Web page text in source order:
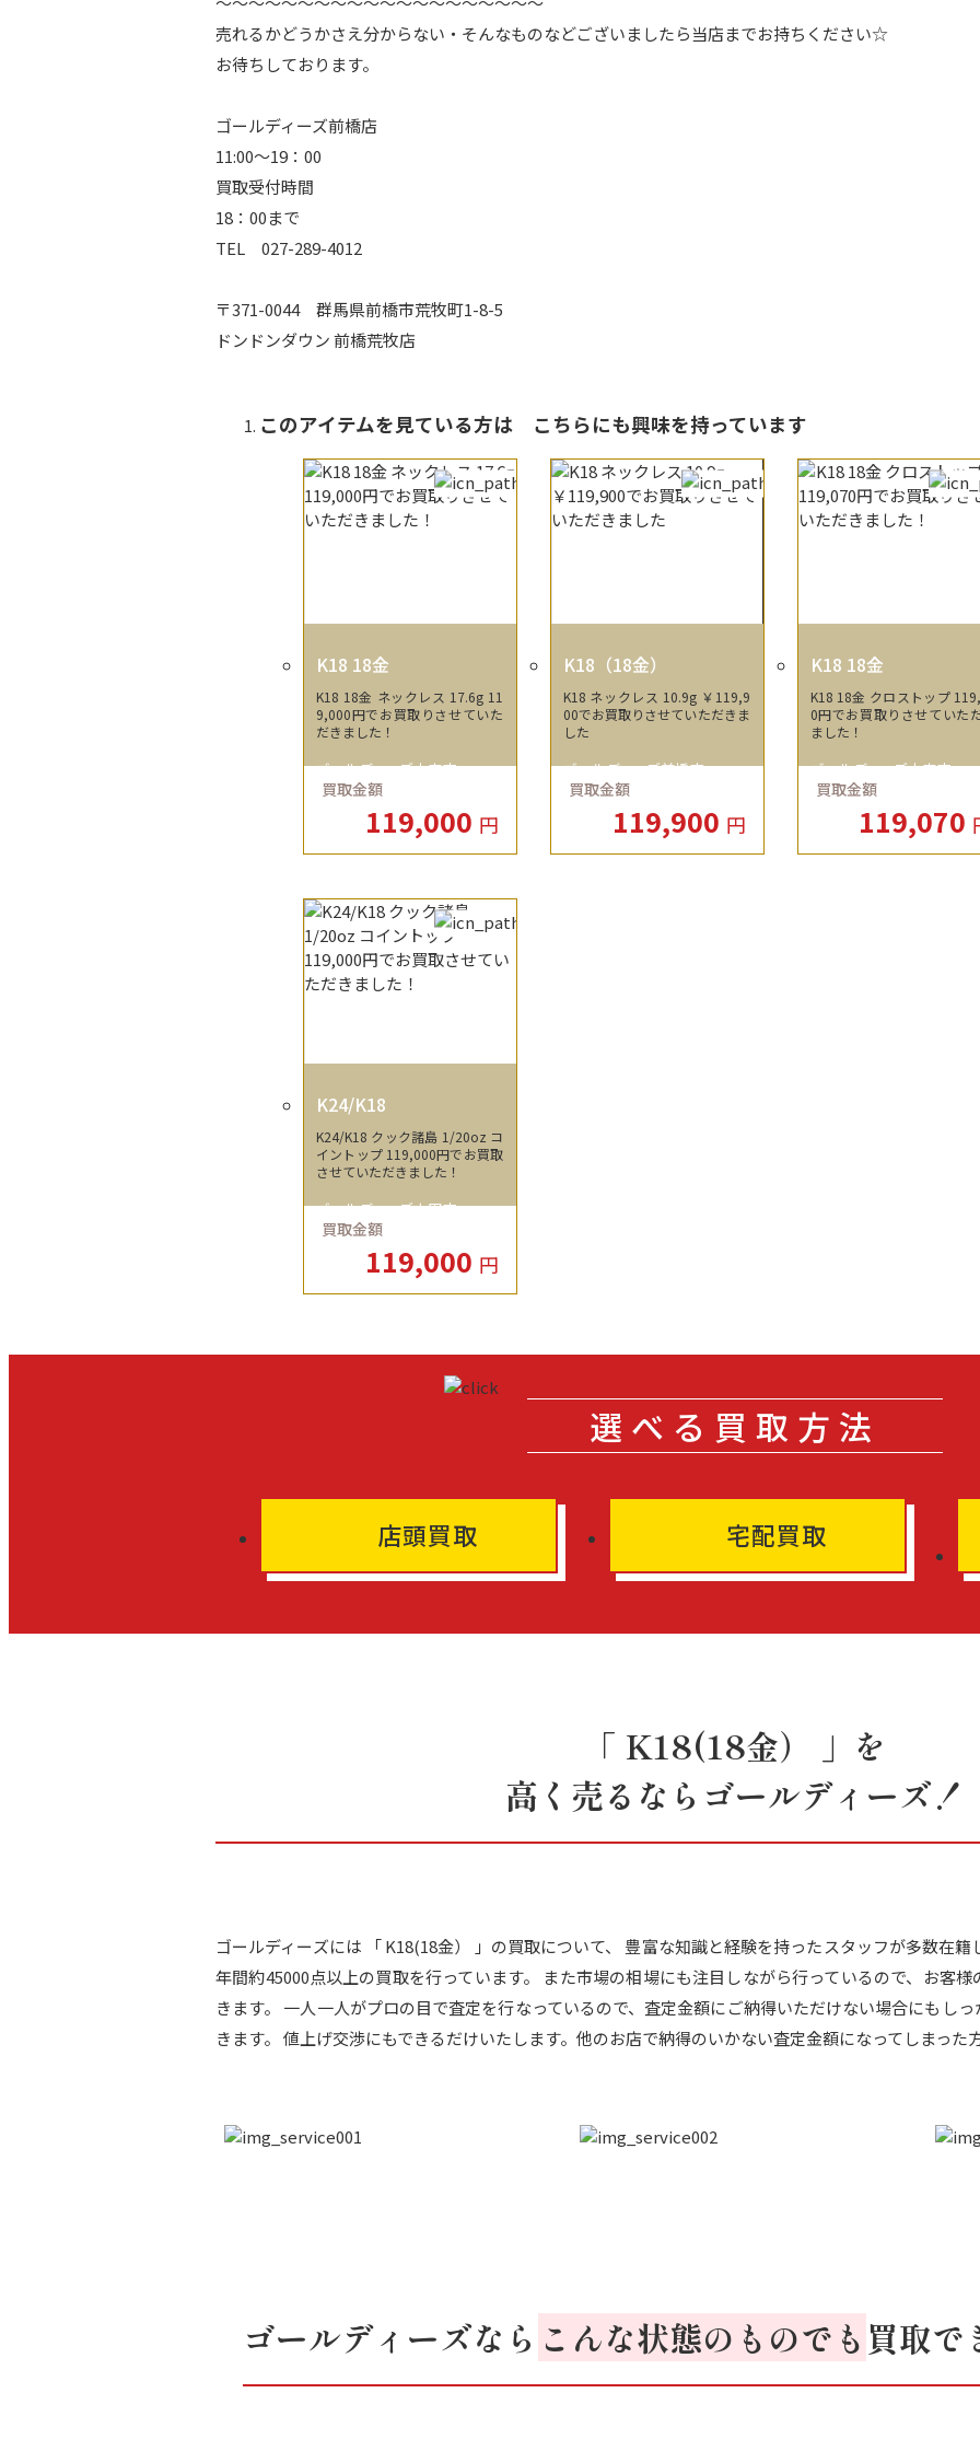
売れるかどうかさえ分からない・そんなものなどございましたら当店までお持ちください☆
お待ちしております。
ゴールディーズ前橋店
11:00～19：00
買取受付時間
18：00まで
TEL 027-289-4012
〒371-0044 群馬県前橋市荒牧町1-8-5
ドンドンダウン 前橋荒牧店
このアイテムを見ている方は こちらにも興味を持っています
K18 18金
K18 18金 ネックレス 17.6g 11
9,000円でお買取りさせていた
だきました！
ゴールディーズ本庄店
買取金額
119,000 円
K18（18金）
K18 ネックレス 10.9g ￥119,9
00でお買取りさせていただきま
した
ゴールディーズ前橋店
買取金額
119,900 円
K18 18金
K18 18金 クロストップ
0円でお買取りさせていた
ました！
ゴールディーズ本庄店
買取金額
119,070
K24/K18
K24/K18 クック諸島 1/20oz コ
イントップ 119,000円でお買取
させていただきました！
ゴールディーズ太田店
買取金額
119,000 円
選べる買取方法
店頭買取 宅配買取
「 K18(18金） 」を
高く売るならゴールディーズ！
ゴールディーズには 「 K18(18金） 」の買取について、 豊富な知識と経験を持ったスタッフが多数在籍
年間約45000点以上の買取を行っています。 また市場の相場にも注目しながら行っているので、お客
きます。 一人一人がプロの目で査定を行なっているので、査定金額にご納得いただけない場合にもし
きます。 値上げ交渉にもできるだけいたします。他のお店で納得のいかない査定金額になってしまった
ゴールディーズなら こんな状態のものでも 買取で